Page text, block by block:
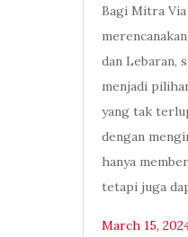
Bagi Mitra Via
dan Lebaran,
menjadi
yang tak
dengan
hanya
tetapi juga
March 15,